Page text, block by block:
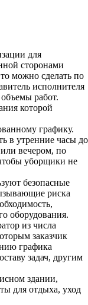
для
сторонами
можно сделать по
исполнителя
работ.
которой
графику.
в утренние часы до
вечером, по
уборщики не
безопасные
риска
оборудования.
из числа
заказчик
графика
задач, другим
здании,
для отдыха, уход